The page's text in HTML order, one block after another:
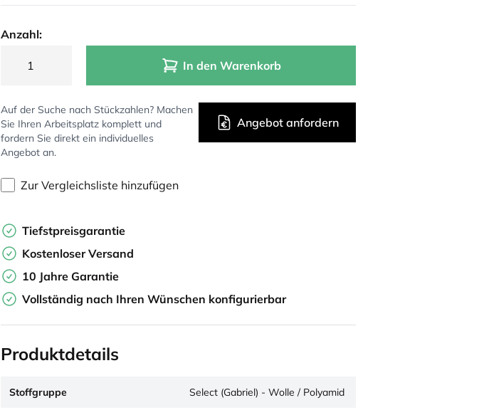
Anzahl:
In den Warenkorb
Auf der Suche nach Stückzahlen? Machen
Sie Ihren Arbeitsplatz komplett und
fordern Sie direkt ein individuelles
Angebot an.
Angebot anfordern
Zur Vergleichsliste hinzufügen
Tiefstpreisgarantie
Kostenloser Versand
10 Jahre Garantie
Vollständig nach Ihren Wünschen konfigurierbar
Produktdetails
Stoffgruppe Select (Gabriel) - Wolle / Polyamid